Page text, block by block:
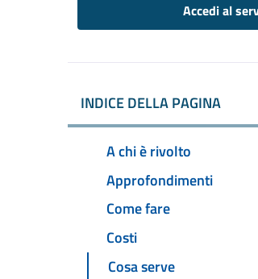
Accedi al
INDICE DELLA PAGINA
A chi è rivolto
Approfondimenti
Come fare
Costi
Cosa serve